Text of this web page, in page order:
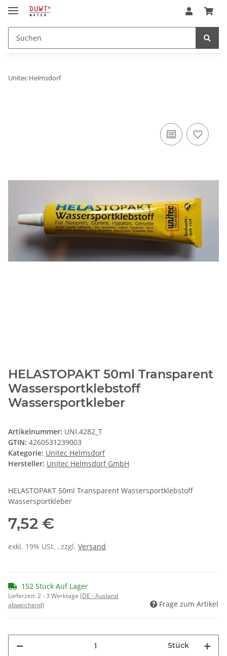
Unitec Helmsdorf
HELASTOPAKT 50ml Transparent
Wassersportklebstoff
Wassersportkleber
Artikelnummer: UNI.4282_T
GTIN: 4260531239003
Kategorie: Unitec Helmsdorf
Hersteller: Unitec Helmsdorf GmbH
HELASTOPAKT 50ml Transparent Wassersportklebstoff
Wassersportkleber
7,52 €
exkl. 19% USt. , zzgl. Versand
152 Stück Auf Lager
Lieferzeit:2 - 3 Werktage (DE - Ausland
abweichend)
Frage zum Artikel
Stück